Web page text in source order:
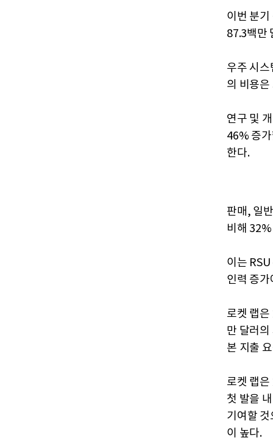
이번 분
87.3백만
우주 시
의 비용
연구 및
46% 증
한다.
판매, 일
비해
이는
인력 증가
로켓 랩
만 달러
본 지출
로켓 랩
첫 발을
기여할
이 높다.